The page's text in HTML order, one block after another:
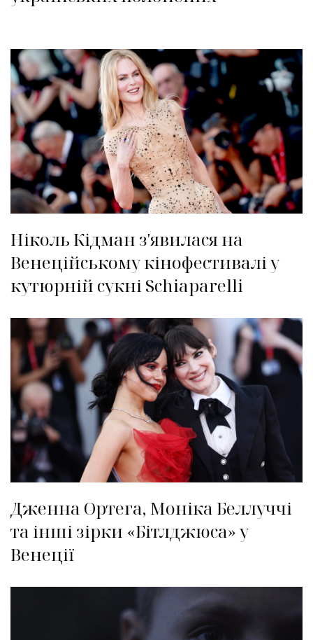
Ніколь Кідман з'явилася на
Венеційському кінофестивалі у
кутюрній сукні Schiaparelli
Дженна Ортега, Моніка Беллуччі
та інші зірки «Бітлджюса» у
Венеції